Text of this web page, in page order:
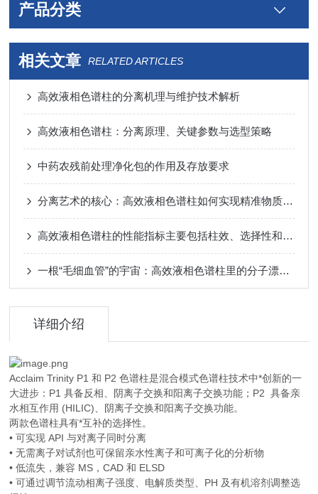
产品分类
相关文章 RELATED ARTICLES
高效液相色谱柱的分离机理与维护技术解析
高效液相色谱柱：分离原理、关键参数与选型策略
中药农残前处理净化包的作用及存放要求
分离艺术的核心：高效液相色谱柱如何实现精准物质分离
高效液相色谱柱的性能指标主要包括柱效、选择性和稳定性
一根“毛细血管”的宇宙：高效液相色谱柱里的分子漂流史
详细介绍
Acclaim Trinity P1 和 P2 色谱柱是混合模式色谱柱技术中*创新的一
大进步：P1 具备反相、阴离子交换和阳离子交换功能；P2 具备亲
水相互作用 (HILIC)、阴离子交换和阳离子交换功能。
两款色谱柱具有*互补的选择性。
• 可实现 API 与对离子同时分离
• 无需离子对试剂也可保留亲水性离子和可离子化的分析物
• 低流失，兼容 MS，CAD 和 ELSD
• 可通过调节流动相离子强度、电解质类型、PH 及有机溶剂调整选